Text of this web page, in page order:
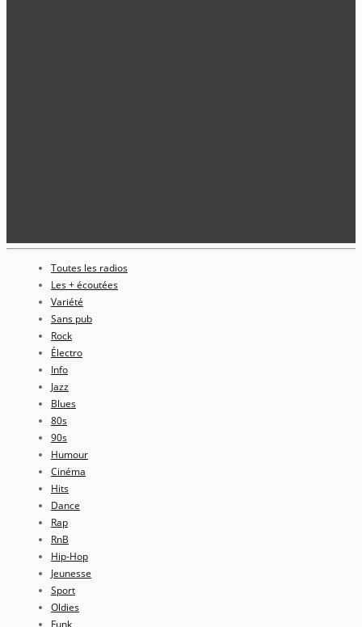
Toutes les radios
Les + écoutées
Variété
Sans pub
Rock
Électro
Info
Jazz
Blues
80s
90s
Humour
Cinéma
Hits
Dance
Rap
RnB
Hip-Hop
Jeunesse
Sport
Oldies
Funk